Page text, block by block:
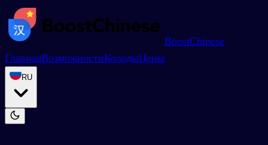
BoostChinese
ГлавнаяВозможностиКолодыЦены
RU